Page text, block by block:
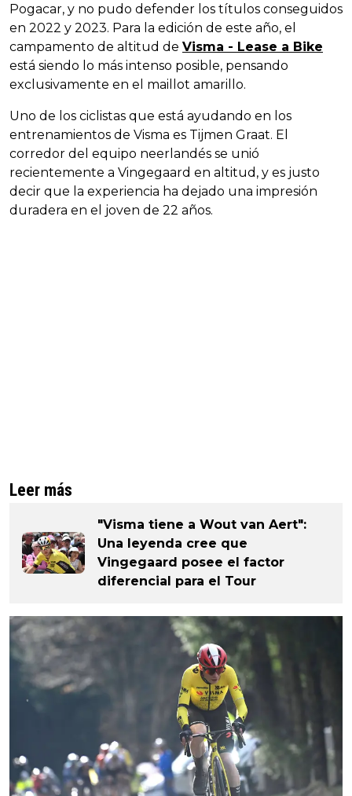
Pogacar, y no pudo defender los títulos conseguidos
en 2022 y 2023. Para la edición de este año, el
campamento de altitud de Visma - Lease a Bike
está siendo lo más intenso posible, pensando
exclusivamente en el maillot amarillo.
Uno de los ciclistas que está ayudando en los
entrenamientos de Visma es Tijmen Graat. El
corredor del equipo neerlandés se unió
recientemente a Vingegaard en altitud, y es justo
decir que la experiencia ha dejado una impresión
duradera en el joven de 22 años.
Leer más
"Visma tiene a Wout van Aert":
Una leyenda cree que
Vingegaard posee el factor
diferencial para el Tour